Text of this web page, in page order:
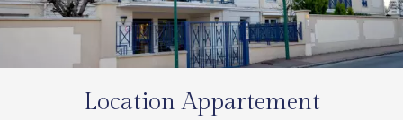
Location Appartement